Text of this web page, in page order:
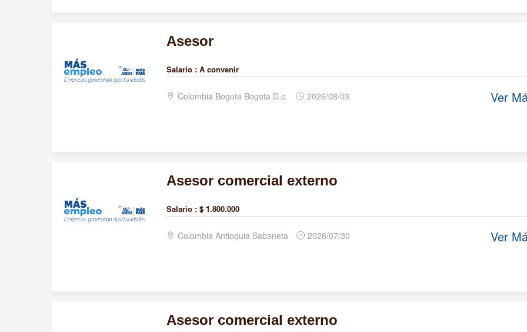
Asesor
Salario : A convenir
Colombia Bogota Bogota D.c. 2026/08/03 Ver
Asesor comercial externo
Salario : $ 1.800.000
Colombia Antioquia Sabaneta 2026/07/30 Ver
Asesor comercial externo